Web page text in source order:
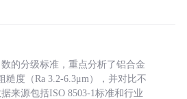
的分级标准，重点分析了铝合金
糙度（Ra 3.2-6.3μm），并对比不
来源包括ISO 8503-1标准和行业